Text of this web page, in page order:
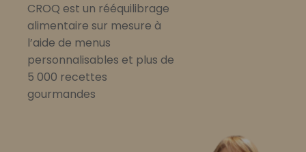
CROQ est un rééquilibrage
alimentaire sur mesure à
l’aide de menus
personnalisables et plus de
5 000 recettes
gourmandes